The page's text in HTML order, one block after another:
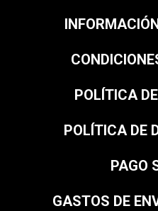
POLÍTICA
POLÍTICA DE
PAGO
GASTOS DE